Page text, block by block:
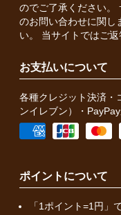
のでご了承ください。
のお問い合わせに関し
い。 当サイトではご
お支払いについて
各種クレジット決済・
ンイレブン）・
ポイントについて
「1ポイント=1円」